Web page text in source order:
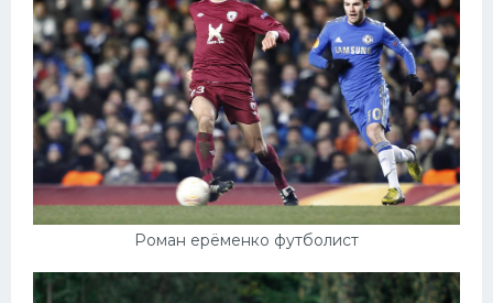
Роман ерёменко футболист